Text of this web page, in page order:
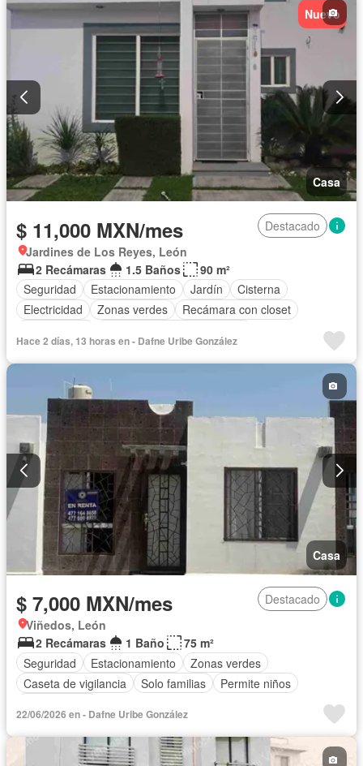
Nuevo
Casa
$ 11,000 MXN/mes
Destacado
Jardines de Los Reyes, León
2 Recámaras
1.5 Baños
90 m²
Seguridad
Estacionamiento Jardín
Cisterna
Electricidad
Zonas verdes
Recámara con closet
Hace 2 días, 13 horas en - Dafne Uribe González
Casa
$ 7,000 MXN/mes
Destacado
Viñedos, León
2 Recámaras
1 Baño
75 m²
Seguridad
Estacionamiento
Zonas verdes
Caseta de vigilancia
Solo familias
Permite niños
22/06/2026 en - Dafne Uribe González